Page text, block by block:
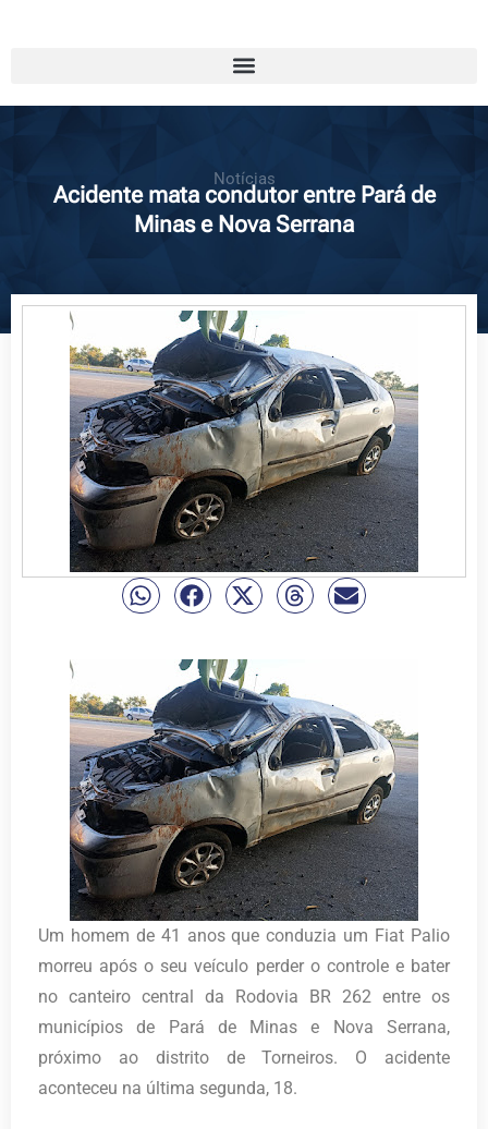
Notícias
Acidente mata condutor entre Pará de
Minas e Nova Serrana
Um homem de 41 anos que conduzia um Fiat Palio
morreu após o seu veículo perder o controle e bater
no canteiro central da Rodovia BR 262 entre os
municípios de Pará de Minas e Nova Serrana,
próximo ao distrito de Torneiros. O acidente
aconteceu na última segunda, 18.